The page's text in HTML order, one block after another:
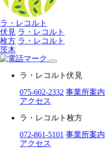
ラ・レコルト
伏見 ラ・レコルト
枚方 ラ・レコルト
茨木
ラ・レコルト伏見
075-602-2332 事業所案内
アクセス
ラ・レコルト枚方
072-861-5101 事業所案内
アクセス